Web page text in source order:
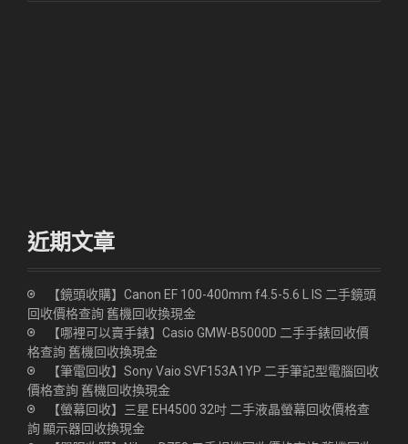
近期文章
【鏡頭收購】Canon EF 100-400mm f4.5-5.6 L IS 二手鏡頭
回收價格查詢 舊機回收換現金
【哪裡可以賣手錶】Casio GMW-B5000D 二手手錶回收價
格查詢 舊機回收換現金
【筆電回收】Sony Vaio SVF153A1YP 二手筆記型電腦回收
價格查詢 舊機回收換現金
【螢幕回收】三星 EH4500 32吋 二手液晶螢幕回收價格查
詢 顯示器回收換現金